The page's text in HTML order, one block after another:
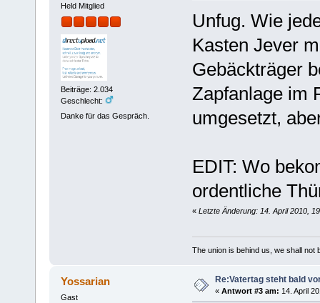
Held Mitglied
Beiträge: 2.034
Geschlecht:
Danke für das Gespräch.
Unfug. Wie
Kasten Jever
Gebäckträger
Zapfanlage im
umgesetzt,
EDIT: Wo
ordentliche
« Letzte Änderung: 14. April 2010,
The union is behind us, we shall not
Yossarian
Gast
Re:Vatertag steht bald
« Antwort #3 am: 14. April